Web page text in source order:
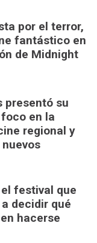
por el terror,
fantástico en
de Midnight
presentó su
en la
regional y
el festival que
decidir qué
hacerse